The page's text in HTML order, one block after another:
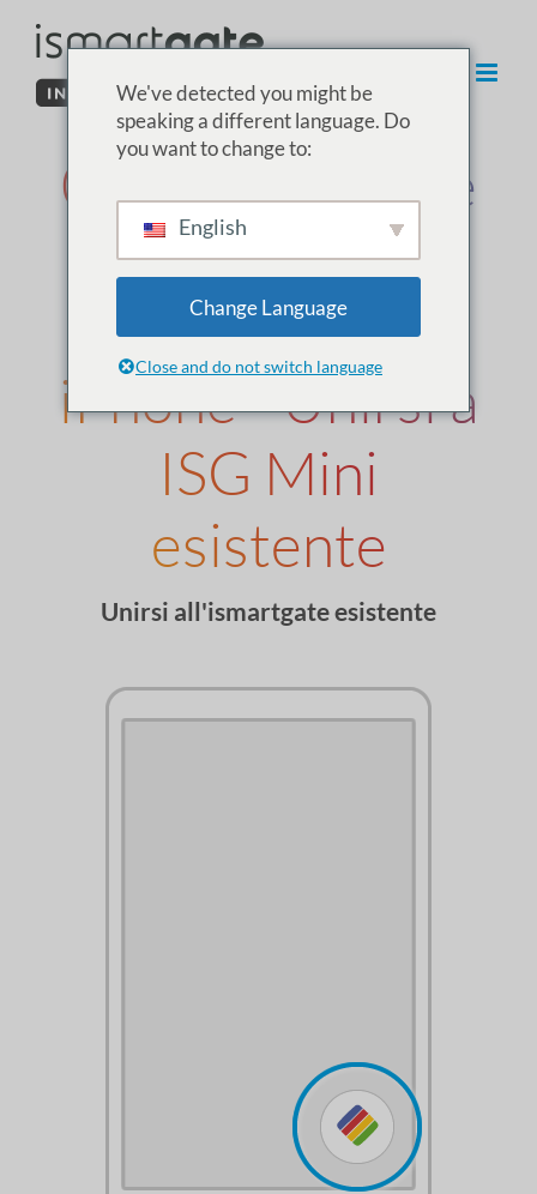
contenuto
02. Installazione
di ISG Mini da
Android o da
iPhone - Unirsi a
ISG Mini
esistente
Unirsi all'ismartgate esistente
We've detected you might be
speaking a different language. Do
you want to change to:
English
Change Language
Close and do not switch language